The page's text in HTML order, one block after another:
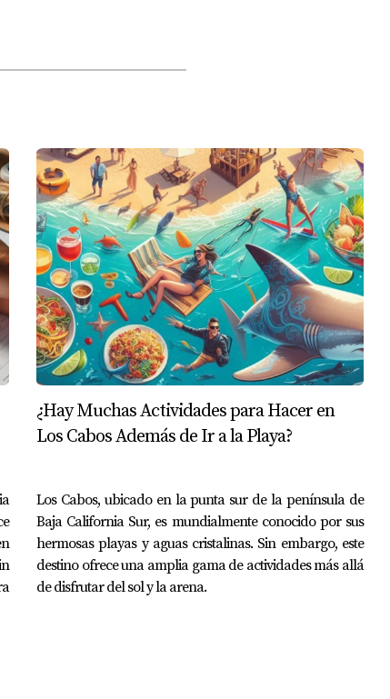
¿Hay Muchas Actividades para Hacer en
Los Cabos Además de Ir a la Playa?
Los Cabos, ubicado en la punta sur de la península de
Baja California Sur, es mundialmente conocido por sus
hermosas playas y aguas cristalinas. Sin embargo, este
destino ofrece una amplia gama de actividades más allá
de disfrutar del sol y la arena.